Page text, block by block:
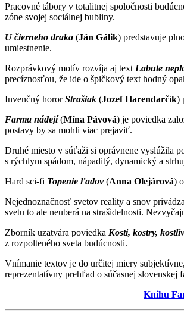
Pracovné tábory v totalitnej spoločnosti
zóne svojej sociálnej bubliny.
U čierneho draka (Ján Gálik) predstavuje
umiestnenie.
Rozprávkový motív rozvíja aj text Labute
precíznosťou, že ide o špičkový text hodný
Invenčný hororStrašiak (Jozef Harendarčík)
Farma nádejí(Mína Pávová) je poviedka
postavy by sa mohli viac prejaviť.
Druhé miesto v súťaži si oprávnene vyslúžila
s rýchlym spádom, nápaditý, dynamický a
Hard sci-fi Topenie ľadov(Anna Olejárová)
Nejednoznačnosť svetov reality a snov
svetu to ale neuberá na strašidelnosti.
Zborník uzatvára poviedka Kosti, kostry,
z rozpolteného sveta budúcnosti.
Vnímanie textov je do určitej miery
reprezentatívny prehľad o súčasnej
Knihu